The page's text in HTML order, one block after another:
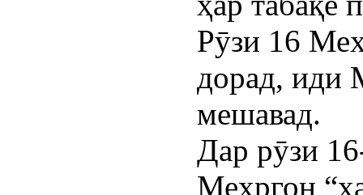
Рӯзи 16
дорад, иди
мешавад.
Дар рӯзи
Меҳргон